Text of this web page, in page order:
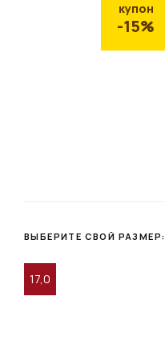
купон
-15%
ВЫБЕРИТЕ СВОЙ РАЗМЕР:
17,0